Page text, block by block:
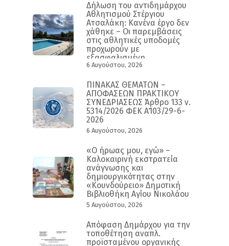
Δήλωση του αντιδημάρχου
Αθλητισμού Στέργιου
Ατσαλάκη: Κανένα έργο δεν
χάθηκε – Οι παρεμβάσεις
στις αθλητικές υποδομές
προχωρούν με
εξασφαλισμένη
χρηματοδότηση και
χρονοδιάγραμμα
6 Αυγούστου, 2026
ΠΙΝΑΚΑΣ ΘΕΜΑΤΩΝ –
ΑΠΟΦΑΣΕΩΝ ΠΡΑΚΤΙΚΟΥ
ΣΥΝΕΔΡΙΑΣΕΩΣ Άρθρο 133 ν.
5314/2026 ΦΕΚ Α΄103/29-6-
2026
6 Αυγούστου, 2026
«Ο ήρωας μου, εγώ» –
Καλοκαιρινή εκστρατεία
ανάγνωσης και
δημιουργικότητας στην
«Κουνδούρειο» Δημοτική
Βιβλιοθήκη Αγίου Νικολάου
5 Αυγούστου, 2026
Απόφαση Δημάρχου για την
τοποθέτηση αναπλ.
προϊσταμένου οργανικής